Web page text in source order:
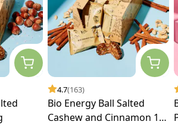
4.7(163)
Bio Energy Ball Salted
Cashew and Cinnamon 14